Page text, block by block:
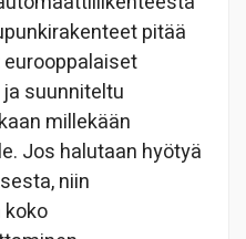
pitää
suunniteltu
millekään
Jos halutaan hyötyä
niin